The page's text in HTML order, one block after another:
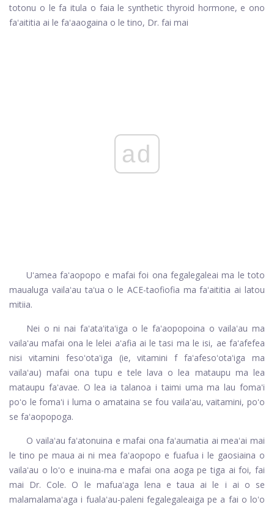
totonu o le fa itula o faia le synthetic thyroid hormone, e ono
faʻaititia ai le faʻaaogaina o le tino, Dr. fai mai
ad
Uʻamea faʻaopopo e mafai foi ona fegalegaleai ma le toto
maualuga vailaʻau taʻua o le ACE-taofiofia ma faʻaititia ai latou
mitiia.
Nei o ni nai faʻataʻitaʻiga o le faʻaopopoina o vailaʻau ma
vailaʻau mafai ona le lelei aʻafia ai le tasi ma le isi, ae faʻafefea
nisi vitamini fesoʻotaʻiga (ie, vitamini f faʻafesoʻotaʻiga ma
vailaʻau) mafai ona tupu e tele lava o lea mataupu ma lea
mataupu faʻavae. O lea ia talanoa i taimi uma ma lau fomaʻi
poʻo le fomaʻi i luma o amataina se fou vailaʻau, vaitamini, poʻo
se faʻaopopoga.
O vailaʻau faʻatonuina e mafai ona faʻaumatia ai meaʻai mai
le tino pe maua ai ni mea faʻaopopo e fuafua i le gaosiaina o
vailaʻau o loʻo e inuina-ma e mafai ona aoga pe tiga ai foi, fai
mai Dr. Cole. O le mafuaʻaga lena e taua ai le i ai o se
malamalamaʻaga i fualaʻau-paleni fegalegaleaiga pe a fai o loʻo